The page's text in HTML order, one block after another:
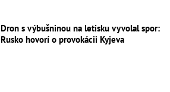
Dron s výbušninou na letisku vyvolal spor:
Rusko hovorí o provokácii Kyjeva